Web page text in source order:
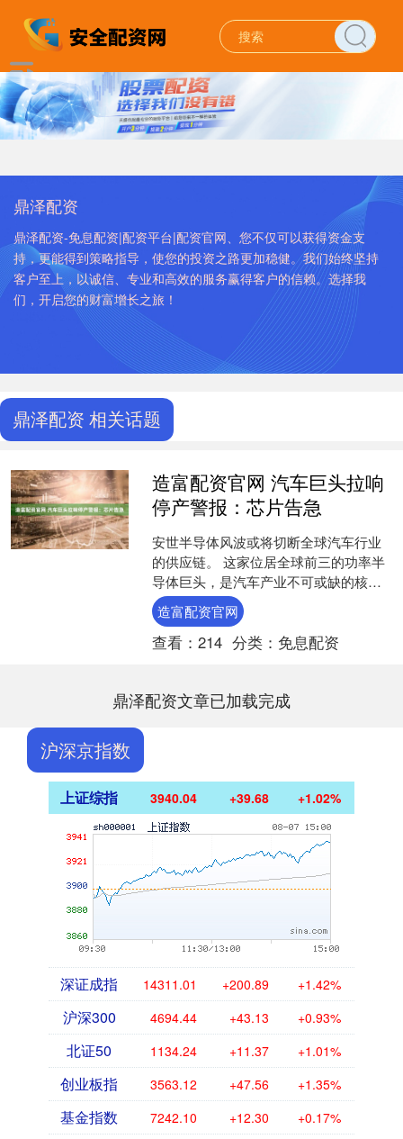
鼎泽配资
鼎泽配资-免息配资|配资平台|配资官网、您不仅可以获得资金支
持，更能得到策略指导，使您的投资之路更加稳健。我们始终坚持
客户至上，以诚信、专业和高效的服务赢得客户的信赖。选择我
们，开启您的财富增长之旅！
鼎泽配资 相关话题
造富配资官网 汽车巨头拉响
停产警报：芯片告急
安世半导体风波或将切断全球汽车行业
的供应链。 这家位居全球前三的功率半
导体巨头，是汽车产业不可或缺的核心
部件供应商。 据德国《图片报》报道，
大众汽车于日前发布致....
造富配资官网
查看： 214 分类： 免息配资
鼎泽配资文章已加载完成
沪深京指数
上证综指 3940.04 +39.68 +1.02%
深证成指 14311.01 +200.89 +1.42%
沪深300 4694.44 +43.13 +0.93%
北证50 1134.24 +11.37 +1.01%
创业板指 3563.12 +47.56 +1.35%
基金指数 7242.10 +12.30 +0.17%